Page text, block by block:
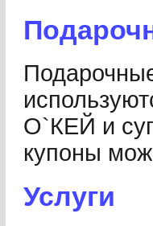
О`КЕЙ и
купоны
Услуги